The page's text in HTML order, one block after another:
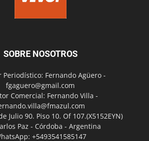
SOBRE NOSOTROS
Periodístico: Fernando Agüero -
fgaguero@gmail.com
Comercial: Fernando Villa -
Julio 90. Piso 10. Of 107.(X5152EYN)
Paz - Córdoba - Argentina
+5493541585147